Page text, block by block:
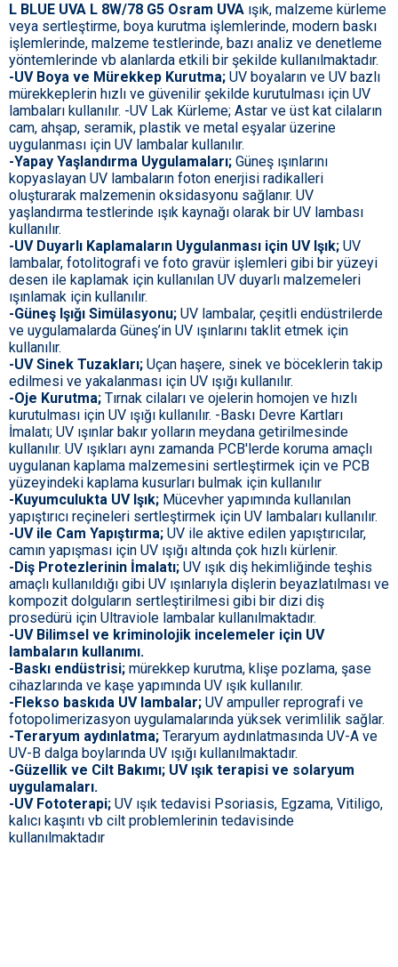
L BLUE UVA L 8W/78 G5 Osram UVA ışık, malzeme kürleme
veya sertleştirme, boya kurutma işlemlerinde, modern baskı
işlemlerinde, malzeme testlerinde, bazı analiz ve denetleme
yöntemlerinde vb alanlarda etkili bir şekilde kullanılmaktadır.
-UV Boya ve Mürekkep Kurutma; UV boyaların ve UV bazlı
mürekkeplerin hızlı ve güvenilir şekilde kurutulması için UV
lambaları kullanılır. -UV Lak Kürleme; Astar ve üst kat cilaların
cam, ahşap, seramik, plastik ve metal eşyalar üzerine
uygulanması için UV lambalar kullanılır.
-Yapay Yaşlandırma Uygulamaları; Güneş ışınlarını
kopyaslayan UV lambaların foton enerjisi radikalleri
oluşturarak malzemenin oksidasyonu sağlanır. UV
yaşlandırma testlerinde ışık kaynağı olarak bir UV lambası
kullanılır.
-UV Duyarlı Kaplamaların Uygulanması için UV Işık; UV
lambalar, fotolitografi ve foto gravür işlemleri gibi bir yüzeyi
desen ile kaplamak için kullanılan UV duyarlı malzemeleri
ışınlamak için kullanılır.
-Güneş Işığı Simülasyonu; UV lambalar, çeşitli endüstrilerde
ve uygulamalarda Güneş’in UV ışınlarını taklit etmek için
kullanılır.
-UV Sinek Tuzakları; Uçan haşere, sinek ve böceklerin takip
edilmesi ve yakalanması için UV ışığı kullanılır.
-Oje Kurutma; Tırnak cilaları ve ojelerin homojen ve hızlı
kurutulması için UV ışığı kullanılır. -Baskı Devre Kartları
İmalatı; UV ışınlar bakır yolların meydana getirilmesinde
kullanılır. UV ışıkları aynı zamanda PCB'lerde koruma amaçlı
uygulanan kaplama malzemesini sertleştirmek için ve PCB
yüzeyindeki kaplama kusurları bulmak için kullanılır
-Kuyumculukta UV Işık; Mücevher yapımında kullanılan
yapıştırıcı reçineleri sertleştirmek için UV lambaları kullanılır.
-UV ile Cam Yapıştırma; UV ile aktive edilen yapıştırıcılar,
camın yapışması için UV ışığı altında çok hızlı kürlenir.
-Diş Protezlerinin İmalatı; UV ışık diş hekimliğinde teşhis
amaçlı kullanıldığı gibi UV ışınlarıyla dişlerin beyazlatılması ve
kompozit dolguların sertleştirilmesi gibi bir dizi diş
prosedürü için Ultraviole lambalar kullanılmaktadır.
-UV Bilimsel ve kriminolojik incelemeler için UV
lambaların kullanımı.
-Baskı endüstrisi; mürekkep kurutma, klişe pozlama, şase
cihazlarında ve kaşe yapımında UV ışık kullanılır.
-Flekso baskıda UV lambalar; UV ampuller reprografi ve
fotopolimerizasyon uygulamalarında yüksek verimlilik sağlar.
-Teraryum aydınlatma; Teraryum aydınlatmasında UV-A ve
UV-B dalga boylarında UV ışığı kullanılmaktadır.
-Güzellik ve Cilt Bakımı; UV ışık terapisi ve solaryum
uygulamaları.
-UV Fototerapi; UV ışık tedavisi Psoriasis, Egzama, Vitiligo,
kalıcı kaşıntı vb cilt problemlerinin tedavisinde
kullanılmaktadır